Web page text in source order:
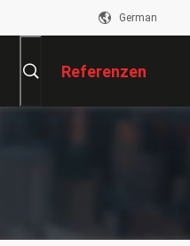
German
Referenzen